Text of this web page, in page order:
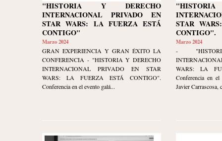
"HISTORIA Y DERECHO
INTERNACIONAL PRIVADO EN
STAR WARS: LA FUERZA ESTÁ
CONTIGO"
Marzo 2024
GRAN EXPERIENCIA Y GRAN ÉXITO LA
CONFERENCIA - "HISTORIA Y DERECHO
INTERNACIONAL PRIVADO EN STAR
WARS: LA FUERZA ESTÁ CONTIGO".
Conferencia en el evento galá...
STAR
CONTIGO".
Marzo 2024
-
WARS: LA
Conferencia en
Javier